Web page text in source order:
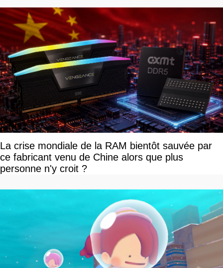
La crise mondiale de la RAM bientôt sauvée par
ce fabricant venu de Chine alors que plus
personne n'y croit ?